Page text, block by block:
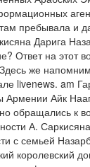
там пребывала и
Дарига
Ответ на этот
же
livenews. am
Армении Айк
обращались к
А.
с семьей
королевский